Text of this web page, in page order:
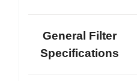
General Filter
Specifications